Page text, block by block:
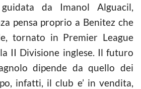
da Imanol Alguacil,
pensa proprio a Benitez che
tornato in Premier League
II Divisione inglese. Il futuro
dipende da quello dei
infatti, il club e’ in vendita,